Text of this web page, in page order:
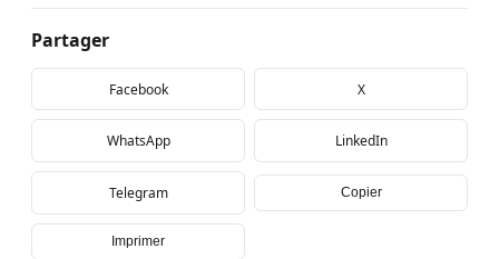
Partager
Facebook X
WhatsApp LinkedIn
Telegram Copier
Imprimer